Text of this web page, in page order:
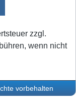
zzgl.
wenn nicht
vorbehalten